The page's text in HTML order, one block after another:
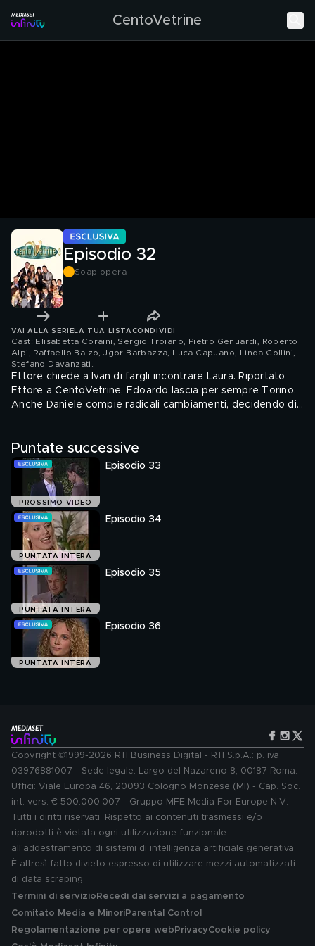
CentoVetrine
Episodio 32
Soap opera
VAI ALLA SERIE LA TUA LISTA CONDIVIDI
Cast: Elisabetta Coraini, Sergio Troiano, Pietro Genuardi, Roberto
Alpi, Raffaello Balzo, Jgor Barbazza, Luca Capuano, Linda Collini,
Stefano Davanzati
Ettore chiede a Ivan di fargli incontrare Laura. Riportato
Ettore a CentoVetrine, Edoardo lascia per sempre Torino.
Anche Daniele compie radicali cambiamenti, decidendo di
scopre che l'avvocato che la sta difendendo è in contatto
con Riccardo. Per quanto ancora innamorata di lui, lo
accusa di scorrettezza.
Puntate successive
PROSSIMO VIDEO
Episodio 33
PUNTATA INTERA
Episodio 34
PUNTATA INTERA
Episodio 35
PUNTATA INTERA
Episodio 36
Copyright ©1999-2026 RTI Business Digital - RTI S.p.A.: p. iva
03976881007 - Sede legale: Largo del Nazareno 8, 00187 Roma.
Uffici: Viale Europa 46, 20093 Cologno Monzese (MI) - Cap. Soc.
int. vers. € 500.000.007 - Gruppo MFE Media For Europe N.V. -
Tutti i diritti riservati. Rispetto ai contenuti trasmessi e/o
riprodotti è vietata ogni utilizzazione funzionale
all'addestramento di sistemi di intelligenza artificiale generativa.
È altresì fatto divieto espresso di utilizzare mezzi automatizzati
di data scraping.
Termini di servizio Recedi dai servizi a pagamento
Comitato Media e MinoriParental Control
Regolamentazione per opere web PrivacyCookie policy